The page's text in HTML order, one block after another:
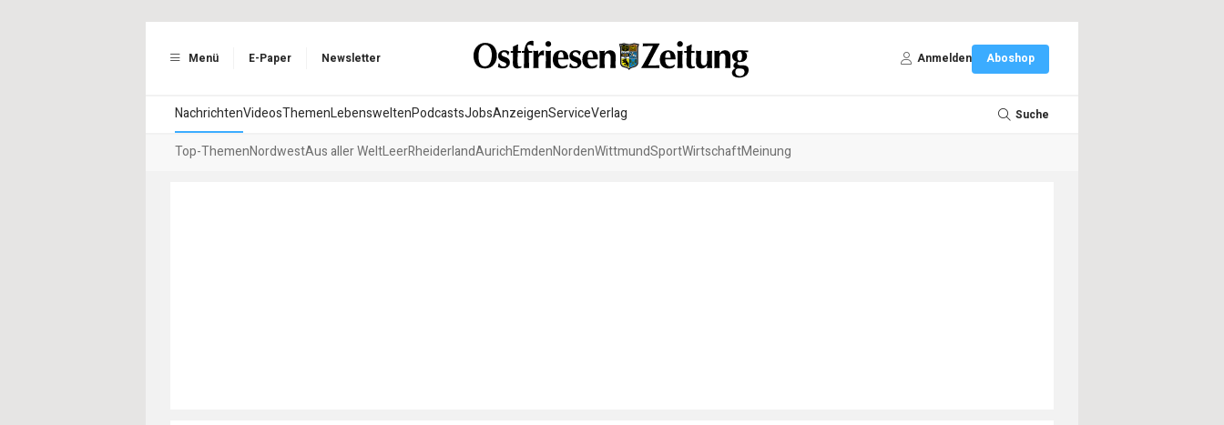
Menü E-Paper Newsletter Anmelden Aboshop
NachrichtenVideosThemenLebensweltenPodcastsJobsAnzeigenServiceVerlag Suche
Top-ThemenNordwestAus aller WeltLeerRheiderlandAurichEmdenNordenWittmundSportWirtschaftMeinung